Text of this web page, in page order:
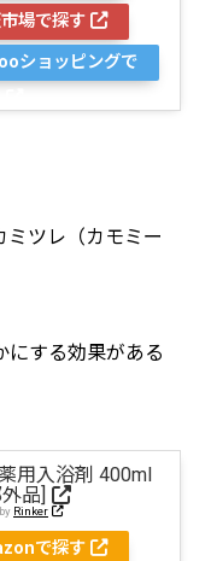
場で探す
ショッピングで
ミツレ（カモミー
にする効果がある
用入浴剤 400ml
品]
Rinker
で探す